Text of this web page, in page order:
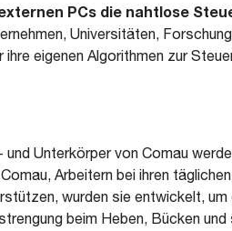
PCs die nahtlose
Universitäten,
eigenen Algorithmen zur
und Unterkörper von Comau
Arbeitern bei ihren
wurden sie entwickelt, um
beim Heben, Bücken